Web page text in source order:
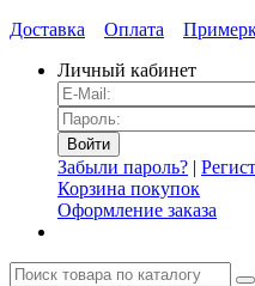
Доставка Оплата
Личный кабинет
Забыли пароль? |
Корзина покупок
Оформление заказа